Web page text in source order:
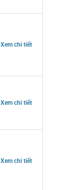
Xem chi tiết
Xem chi tiết
Xem chi tiết